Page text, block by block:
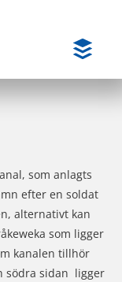
som anlagts
efter en soldat
alternativt kan
som ligger
kanalen tillhör
södra sidan ligger